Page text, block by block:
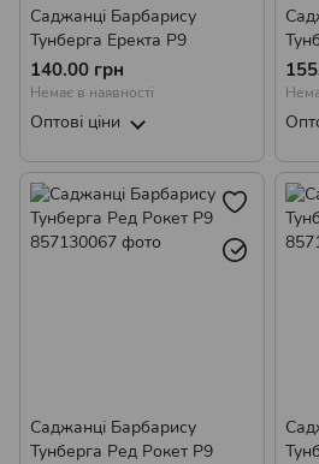
Саджанці Барбарису
Тунберга Еректа Р9
140.00 грн
Немає в наявності
Оптові ціни
Саджанці Барбарису
Тунберга Ред Рокет Р9